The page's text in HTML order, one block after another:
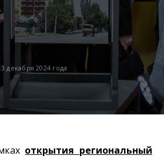
декабря 2024 года
открытия региональный